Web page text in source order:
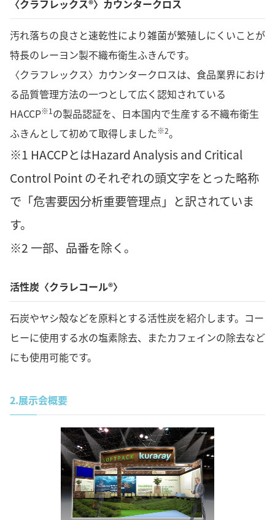
〈クラフレックス®〉カウンタークロス
汚れ落ちの良さと速乾性により雑菌が繁殖しにくいことが
特長のレーヨン製不織布衛生ふきんです。
〈クラフレックス〉カウンタークロスは、食品業界におけ
る品質管理方法の一つとして広く認知されている
HACCP※1 の製品認証を、日本国内で生産する不織布衛生
ふきんとして初めて取得しました※2。
※1 HACCPとはHazard Analysis and Critical
Control Point のそれぞれの頭文字をとった略称
で「危害要因分析重要管理点」と訳されていま
す。
※2 一部、品番を除く。
活性炭〈クラレコール®〉
石炭やヤシ殻などを原料とする活性炭を紹介します。コー
ヒーに使用する水の塩素除去、またカフェインの除去など
にも使用可能です。
2.展示会概要